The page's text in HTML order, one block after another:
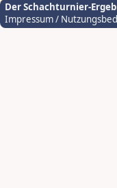
Der Schachturnier-
Impressum /